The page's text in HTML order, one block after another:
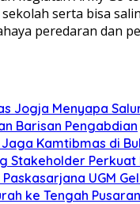
serta bisa
peredaran dan
Jogja Menyapa
Barisan Pengabdian
Kamtibmas di
Stakeholder
UGM
ke Tengah